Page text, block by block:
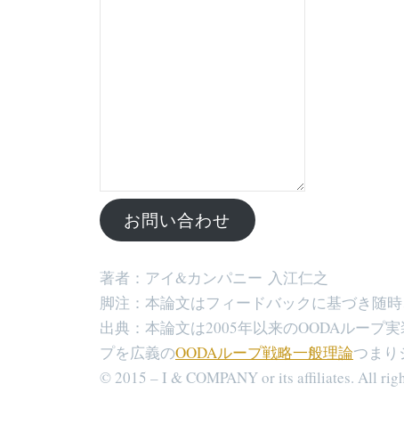
お問い合わせ
著者：アイ&カンパニー 入江仁之
脚注：本論文はフィードバックに基づき随時
出典：本論文は2005年以来のOODAループ
プを広義のOODAループ戦略一般理論つまり
© 2015 – I & COMPANY or its affiliates. All